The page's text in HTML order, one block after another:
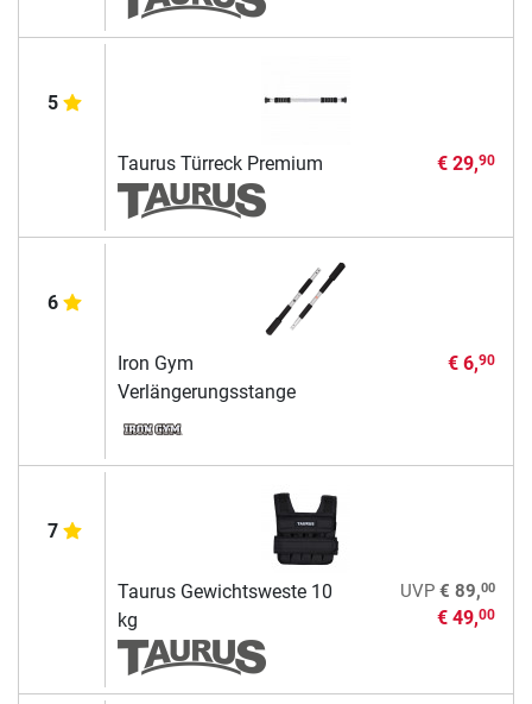
5
Taurus Türreck Premium € 29,90
6
Iron Gym
Verlängerungsstange
€ 6,90
7
Taurus Gewichtsweste 10
kg
UVP € 89,00
€ 49,00